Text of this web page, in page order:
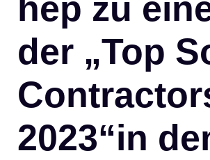
hep zu
der „Top
2023“in